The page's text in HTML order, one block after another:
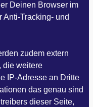
Deinen Browser im
Anti-Tracking- und
zudem extern
die weitere
IP-Adresse an Dritte
das genau sind
dieser Seite,